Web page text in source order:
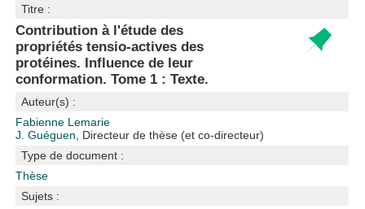
Titre :
Contribution à l'étude des
propriétés tensio-actives des
protéines. Influence de leur
conformation. Tome 1 : Texte.
Auteur(s) :
Fabienne Lemarie
J. Guéguen , Directeur de thèse (et co-directeur)
Type de document :
Thèse
Sujets :